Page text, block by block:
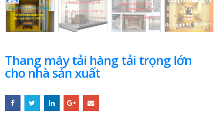
Thang máy tải hàng tải trọng lớn
cho nhà sản xuất